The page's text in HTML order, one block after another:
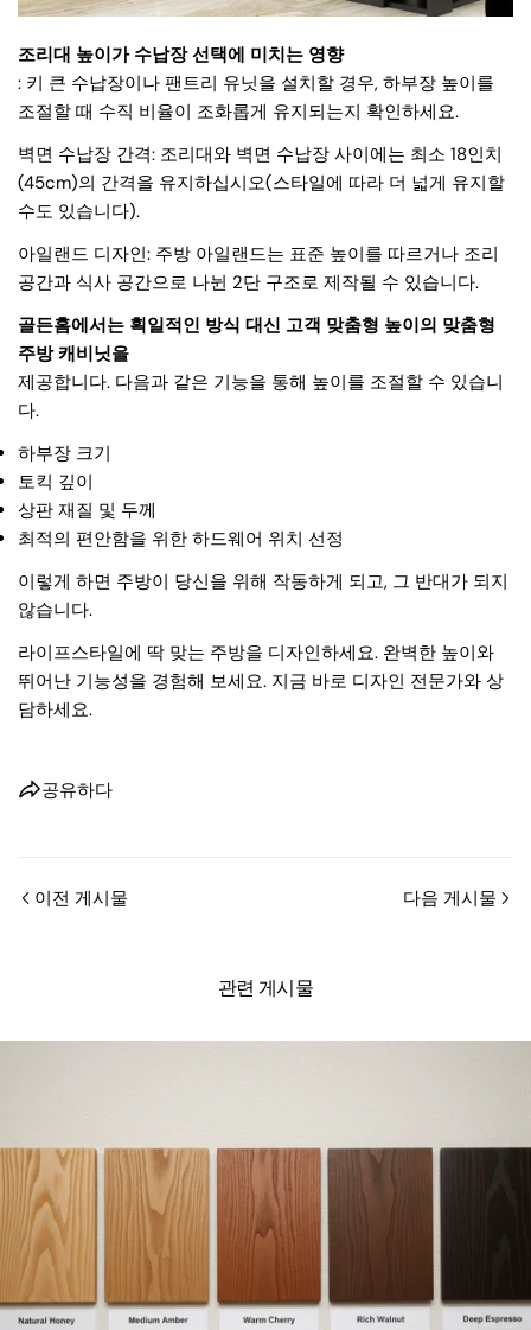
조리대 높이가 수납장 선택에 미치는 영향
: 키 큰 수납장이나 팬트리 유닛을 설치할 경우, 하부장 높이를
조절할 때 수직 비율이 조화롭게 유지되는지 확인하세요.
벽면 수납장 간격: 조리대와 벽면 수납장 사이에는 최소 18인치
(45cm)의 간격을 유지하십시오(스타일에 따라 더 넓게 유지할
수도 있습니다).
아일랜드 디자인: 주방 아일랜드는 표준 높이를 따르거나 조리
공간과 식사 공간으로 나뉜 2단 구조로 제작될 수 있습니다.
골든홈에서는 획일적인 방식 대신 고객 맞춤형 높이의 맞춤형
주방 캐비닛을
제공합니다. 다음과 같은 기능을 통해 높이를 조절할 수 있습니
다.
하부장 크기
토킥 깊이
상판 재질 및 두께
최적의 편안함을 위한 하드웨어 위치 선정
이렇게 하면 주방이 당신을 위해 작동하게 되고, 그 반대가 되지
않습니다.
라이프스타일에 딱 맞는 주방을 디자인하세요. 완벽한 높이와
뛰어난 기능성을 경험해 보세요. 지금 바로 디자인 전문가와 상
담하세요.
공유하다
이전 게시물 다음 게시물
관련 게시물